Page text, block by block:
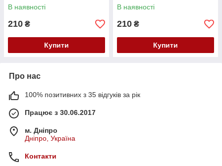
В наявності
210 ₴
Купити
В наявності
210 ₴
Купити
Про нас
100% позитивних з 35 відгуків за рік
Працює з 30.06.2017
м. Дніпро
Дніпро, Україна
Контакти